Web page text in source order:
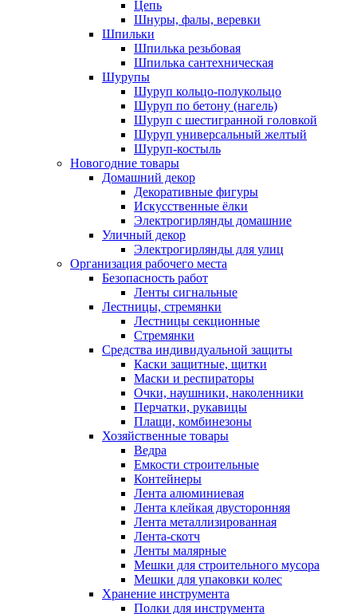
Цепь
Шнуры, фалы, веревки
Шпильки
Шпилька резьбовая
Шпилька сантехническая
Шурупы
Шуруп кольцо-полукольцо
Шуруп по бетону (нагель)
Шуруп с шестигранной головкой
Шуруп универсальный желтый
Шуруп-костыль
Новогодние товары
Домашний декор
Декоративные фигуры
Искусственные ёлки
Электрогирлянды домашние
Уличный декор
Электрогирлянды для улиц
Организация рабочего места
Безопасность работ
Ленты сигнальные
Лестницы, стремянки
Лестницы секционные
Стремянки
Средства индивидуальной защиты
Каски защитные, щитки
Маски и респираторы
Очки, наушники, наколенники
Перчатки, рукавицы
Плащи, комбинезоны
Хозяйственные товары
Ведра
Емкости строительные
Контейнеры
Лента алюминиевая
Лента клейкая двусторонняя
Лента металлизированная
Лента-скотч
Ленты малярные
Мешки для строительного мусора
Мешки для упаковки колес
Хранение инструмента
Полки для инструмента